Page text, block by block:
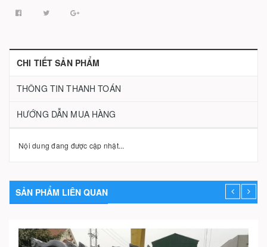
CHI TIẾT SẢN PHẨM
THÔNG TIN THANH TOÁN
HƯỚNG DẪN MUA HÀNG
Nội dung đang được cập nhật...
SẢN PHẨM LIÊN QUAN